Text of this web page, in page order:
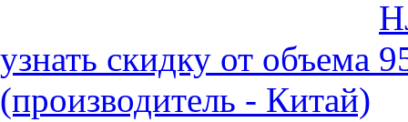
узнать скидку от объема
(производитель - Китай)